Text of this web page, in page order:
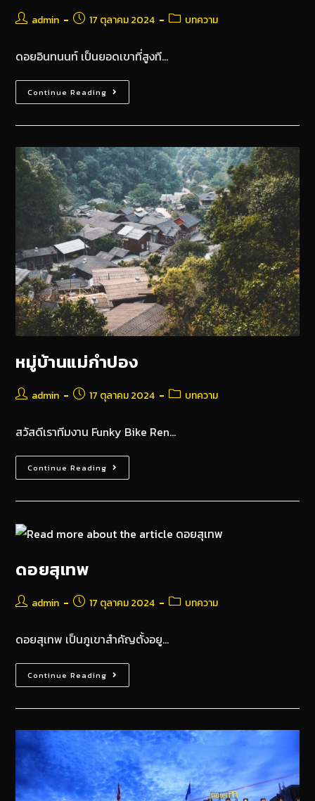
admin 17 ตุลาคม 2024 บทความ
ดอยอินทนนท์ เป็นยอดเขาที่สูงที…
Continue Reading
หมู่บ้านแม่กำปอง
admin 17 ตุลาคม 2024 บทความ
สวัสดีเราทีมงาน Funky Bike Ren…
Continue Reading
ดอยสุเทพ
admin 17 ตุลาคม 2024 บทความ
ดอยสุเทพ เป็นภูเขาสำคัญตั้งอยู…
Continue Reading